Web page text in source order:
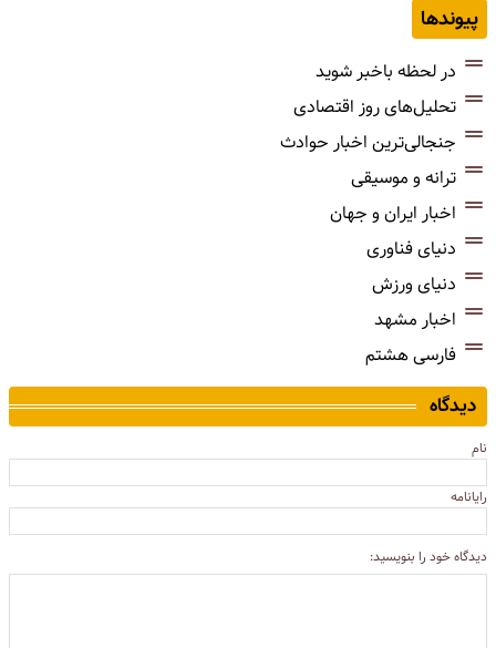
پیوندها
در لحظه باخبر شوید
تحلیل‌های روز اقتصادی
جنجالی‌ترین اخبار حوادث
ترانه و موسیقی
اخبار ایران و جهان
دنیای فناوری
دنیای ورزش
اخبار مشهد
فارسی هشتم
دیدگاه
نام
رایانامه
دیدگاه خود را بنویسید: